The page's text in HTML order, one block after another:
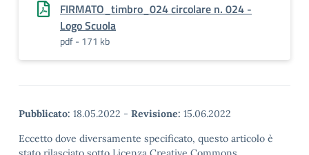
FIRMATO_timbro_024 circolare n. 024 -
Logo Scuola
pdf - 171 kb
Pubblicato: 18.05.2022 - Revisione: 15.06.2022
Eccetto dove diversamente specificato, questo articolo è